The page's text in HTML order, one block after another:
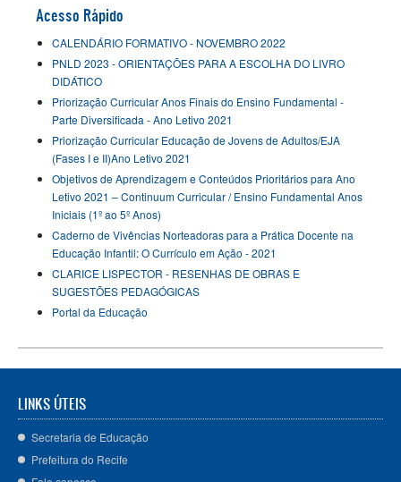
Acesso Rápido
CALENDÁRIO FORMATIVO - NOVEMBRO 2022
PNLD 2023 - ORIENTAÇÕES PARA A ESCOLHA DO LIVRO
DIDÁTICO
Priorização Curricular Anos Finais do Ensino Fundamental -
Parte Diversificada - Ano Letivo 2021
Priorização Curricular Educação de Jovens de Adultos/EJA
(Fases I e II)Ano Letivo 2021
Objetivos de Aprendizagem e Conteúdos Prioritários para Ano
Letivo 2021 – Continuum Curricular / Ensino Fundamental Anos
Iniciais (1º ao 5º Anos)
Caderno de Vivências Norteadoras para a Prática Docente na
Educação Infantil: O Currículo em Ação - 2021
CLARICE LISPECTOR - RESENHAS DE OBRAS E
SUGESTÕES PEDAGÓGICAS
Portal da Educação
LINKS ÚTEIS
Secretaria de Educação
Prefeitura do Recife